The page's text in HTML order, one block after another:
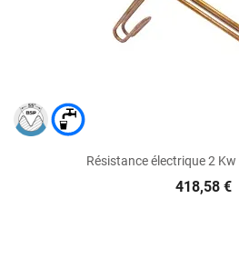
Résistance électrique 2 Kw
418,58 €